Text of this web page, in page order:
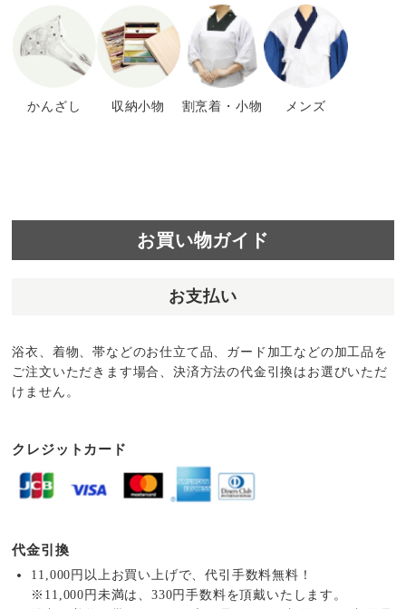
かんざし 収納小物 割烹着・小物 メンズ
お買い物ガイド
お支払い
浴衣、着物、帯などのお仕立て品、ガード加工などの加工品を
ご注文いただきます場合、決済方法の代金引換はお選びいただ
けません。
クレジットカード
代金引換
11,000円以上お買い上げで、代引手数料無料！
※11,000円未満は、330円手数料を頂戴いたします。